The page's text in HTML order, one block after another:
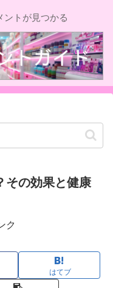
ントが見つかる
その効果と健康
ク
はてブ